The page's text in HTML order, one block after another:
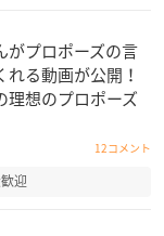
がプロポーズの言
れる動画が公開！
理想のプロポーズ
12コメント
迎